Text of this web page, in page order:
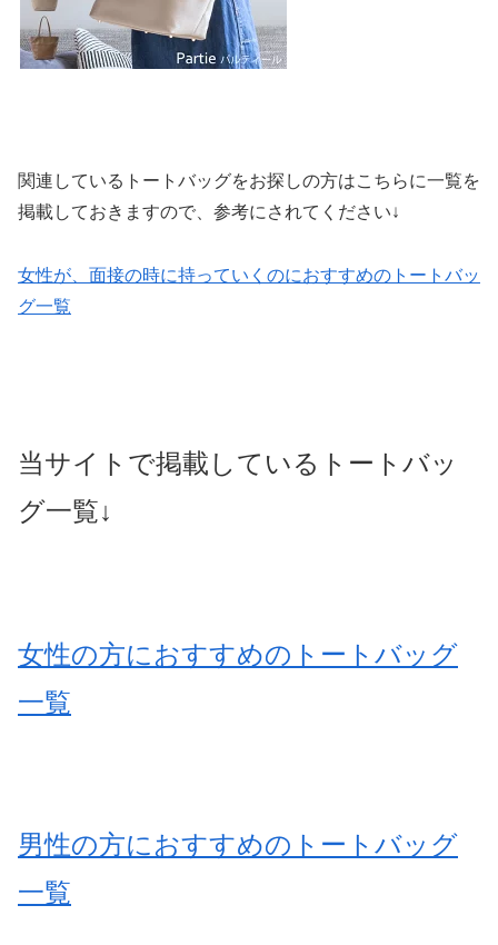
関連しているトートバッグをお探しの方はこちらに一覧を
掲載しておきますので、参考にされてください↓
女性が、面接の時に持っていくのにおすすめのトートバッ
グ一覧
当サイトで掲載しているトートバッ
グ一覧↓
女性の方におすすめのトートバッグ
一覧
男性の方におすすめのトートバッグ
一覧